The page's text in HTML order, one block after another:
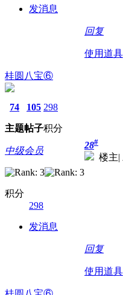
发消息
回复
使用道具
桂圆八宝⑥
74
主题
105
帖子
298
积分
中级会员
积分
298
发消息
28#
楼主|
回复
使用道具